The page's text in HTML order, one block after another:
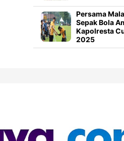
Persama
Sepak Bola
Kapolresta
2025